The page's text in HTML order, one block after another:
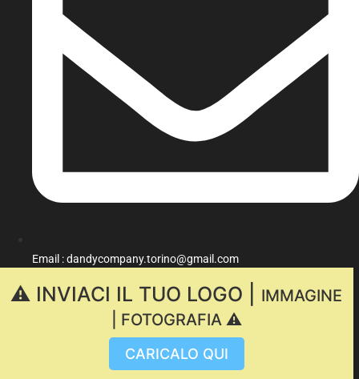
Email : dandycompany.torino@gmail.com
⚠️ INVIACI IL TUO LOGO |
IMMAGINE
| FOTOGRAFIA ⚠️
CARICALO QUI